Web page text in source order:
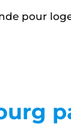
pour